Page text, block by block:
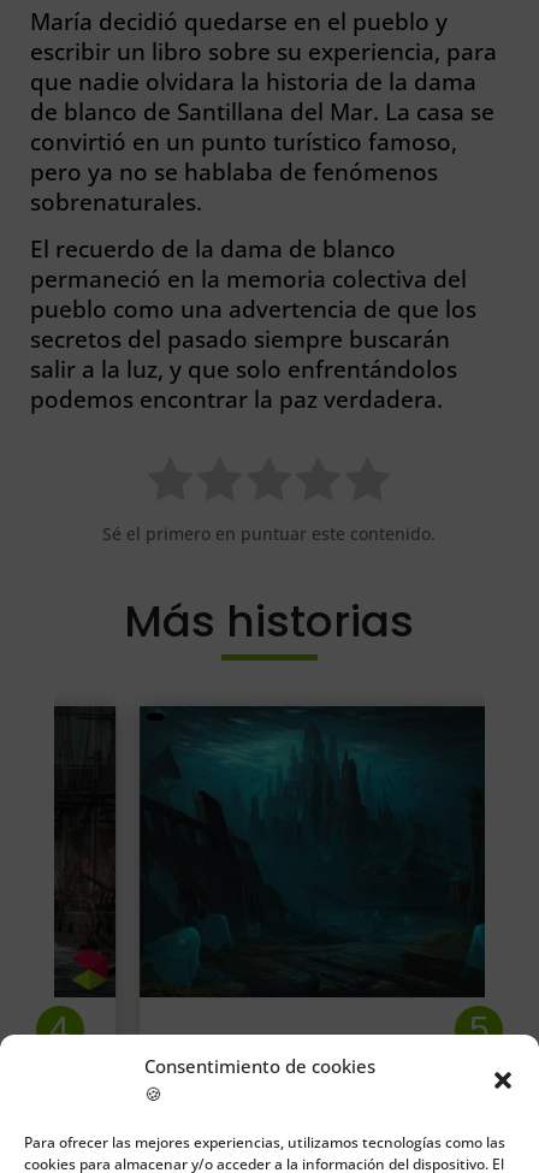
Consentimiento de cookies
🍪
Para ofrecer las mejores experiencias, utilizamos tecnologías como las
cookies para almacenar y/o acceder a la información del dispositivo. El
María decidió quedarse en el pueblo y
escribir un libro sobre su experiencia, para
que nadie olvidara la historia de la dama
de blanco de Santillana del Mar. La casa se
convirtió en un punto turístico famoso,
pero ya no se hablaba de fenómenos
sobrenaturales.
El recuerdo de la dama de blanco
permaneció en la memoria colectiva del
pueblo como una advertencia de que los
secretos del pasado siempre buscarán
salir a la luz, y que solo enfrentándolos
podemos encontrar la paz verdadera.
Sé el primero en puntuar este contenido.
Más historias
Oyambre